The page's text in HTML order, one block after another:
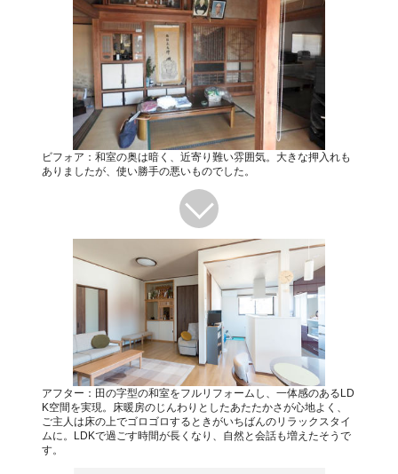
ビフォア：和室の奥は暗く、近寄り難い雰囲気。大きな押入れも
ありましたが、使い勝手の悪いものでした。
アフター：田の字型の和室をフルリフォームし、一体感のあるLD
K空間を実現。床暖房のじんわりとしたあたたかさが心地よく、
ご主人は床の上でゴロゴロするときがいちばんのリラックスタイ
ムに。LDKで過ごす時間が長くなり、自然と会話も増えたそうで
す。